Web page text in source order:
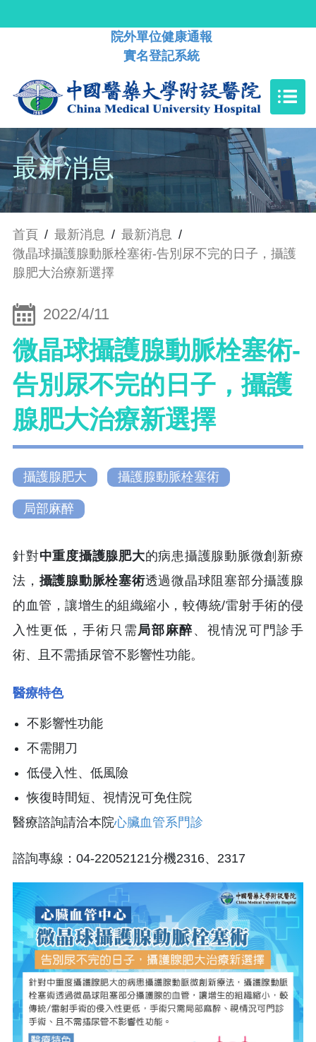
院外單位健康通報
實名登記系統
最新消息
首頁 / 最新消息 / 最新消息 /
微晶球攝護腺動脈栓塞術-告別尿不完的日子，攝護
腺肥大治療新選擇
2022/4/11
微晶球攝護腺動脈栓塞術-
告別尿不完的日子，攝護
腺肥大治療新選擇
攝護腺肥大 攝護腺動脈栓塞術
局部麻醉
針對中重度攝護腺肥大的病患攝護腺動脈微創新療
法， 攝護腺動脈栓塞術透過微晶球阻塞部分攝護腺
的血管，讓增生的組織縮小，較傳統/雷射手術的侵
入性更低，手術只需局部麻醉、視情況可門診手
術、且不需插尿管不影響性功能。
醫療特色
不影響性功能
不需開刀
低侵入性、低風險
恢復時間短、視情況可免住院
醫療諮詢請洽本院心臟血管系門診
諮詢專線：04-22052121分機2316、2317